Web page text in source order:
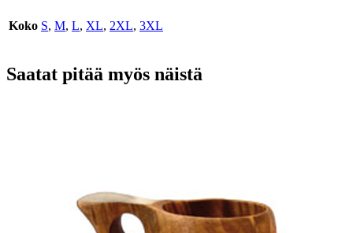
Koko S, M, L, XL, 2XL, 3XL
Saatat pitää myös näistä